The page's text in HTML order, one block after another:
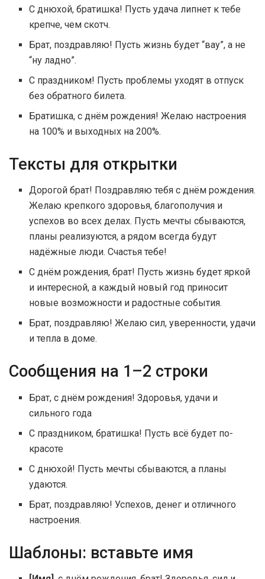
С днюхой, братишка! Пусть удача липнет к тебе
крепче, чем скотч.
Брат, поздравляю! Пусть жизнь будет “вау”, а не
“ну ладно”.
С праздником! Пусть проблемы уходят в отпуск
без обратного билета.
Братишка, с днём рождения! Желаю настроения
на 100% и выходных на 200%.
Тексты для открытки
Дорогой брат! Поздравляю тебя с днём рождения.
Желаю крепкого здоровья, благополучия и
успехов во всех делах. Пусть мечты сбываются,
планы реализуются, а рядом всегда будут
надёжные люди. Счастья тебе!
С днём рождения, брат! Пусть жизнь будет яркой
и интересной, а каждый новый год приносит
новые возможности и радостные события.
Брат, поздравляю! Желаю сил, уверенности, удачи
и тепла в доме.
Сообщения на 1–2 строки
Брат, с днём рождения! Здоровья, удачи и
сильного года
С праздником, братишка! Пусть всё будет по-
красоте
С днюхой! Пусть мечты сбываются, а планы
удаются.
Брат, поздравляю! Успехов, денег и отличного
настроения.
Шаблоны: вставьте имя